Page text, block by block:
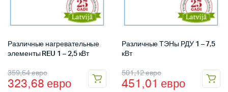
Различные нагревательные
элементы REU 1 – 2,5 кВт
359,64евро
323,68 евро
Различные ТЭНы РДУ 1 – 7,5
кВт
501,12евро
451,01 евро